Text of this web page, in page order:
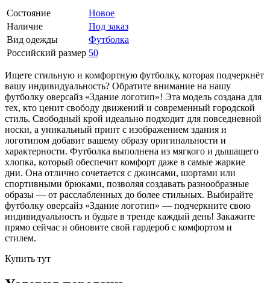
Состояние
Новое
Наличие
Под заказ
Вид одежды
Футболка
Российский размер 50
Ищете стильную и комфортную футболку, которая подчеркнёт
вашу индивидуальность? Обратите внимание на нашу
футболку оверсайз «Здание логотип»! Эта модель создана для
тех, кто ценит свободу движений и современный городской
стиль. Свободный крой идеально подходит для повседневной
носки, а уникальный принт с изображением здания и
логотипом добавит вашему образу оригинальности и
характерности. Футболка выполнена из мягкого и дышащего
хлопка, который обеспечит комфорт даже в самые жаркие
дни. Она отлично сочетается с джинсами, шортами или
спортивными брюками, позволяя создавать разнообразные
образы — от расслабленных до более стильных. Выбирайте
футболку оверсайз «Здание логотип» — подчеркните свою
индивидуальность и будьте в тренде каждый день! Закажите
прямо сейчас и обновите свой гардероб с комфортом и
стилем.
Купить тут